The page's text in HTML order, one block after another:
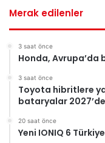
Merak edilenler
3 saat önce
Honda, Avrupa’da
3 saat önce
Toyota hibritlere
bataryalar
20 saat önce
Yeni IONIQ 6